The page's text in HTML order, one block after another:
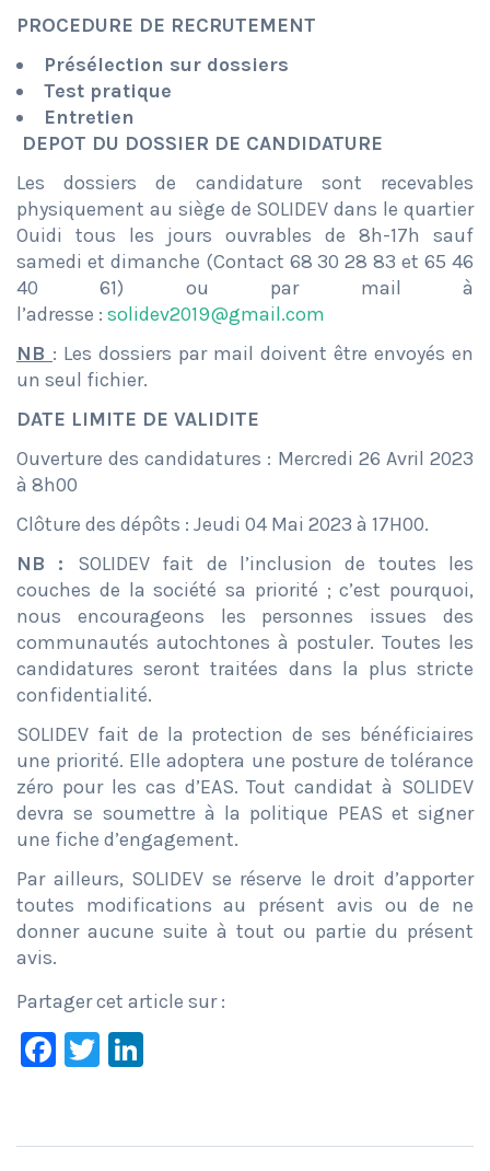
PROCEDURE DE RECRUTEMENT
Présélection sur dossiers
Test pratique
Entretien
DEPOT DU DOSSIER DE CANDIDATURE
Les dossiers de candidature sont recevables
physiquement au siège de SOLIDEV dans le quartier
Ouidi tous les jours ouvrables de 8h-17h sauf
samedi et dimanche (Contact 68 30 28 83 et 65 46
40 61) ou par mail à
l’adresse : solidev2019@gmail.com
NB : Les dossiers par mail doivent être envoyés en
un seul fichier.
DATE LIMITE DE VALIDITE
Ouverture des candidatures : Mercredi 26 Avril 2023
à 8h00
Clôture des dépôts : Jeudi 04 Mai 2023 à 17H00.
NB : SOLIDEV fait de l’inclusion de toutes les
couches de la société sa priorité ; c’est pourquoi,
nous encourageons les personnes issues des
communautés autochtones à postuler. Toutes les
candidatures seront traitées dans la plus stricte
confidentialité.
SOLIDEV fait de la protection de ses bénéficiaires
une priorité. Elle adoptera une posture de tolérance
zéro pour les cas d’EAS. Tout candidat à SOLIDEV
devra se soumettre à la politique PEAS et signer
une fiche d’engagement.
Par ailleurs, SOLIDEV se réserve le droit d’apporter
toutes modifications au présent avis ou de ne
donner aucune suite à tout ou partie du présent
avis.
Partager cet article sur :
Facebook
Twitter